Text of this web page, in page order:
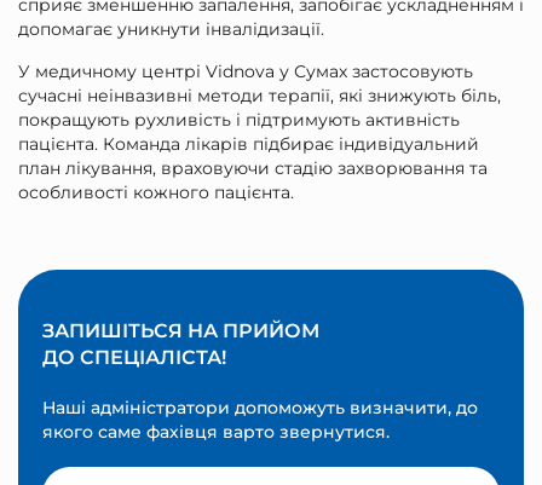
сприяє зменшенню запалення, запобігає ускладненням і
допомагає уникнути інвалідизації.
У медичному центрі Vidnova у Сумах застосовують
сучасні неінвазивні методи терапії, які знижують біль,
покращують рухливість і підтримують активність
пацієнта. Команда лікарів підбирає індивідуальний
план лікування, враховуючи стадію захворювання та
особливості кожного пацієнта.
ЗАПИШІТЬСЯ НА ПРИЙОМ
ДО СПЕЦІАЛІСТА!
Наші адміністратори допоможуть визначити, до
якого саме фахівця варто звернутися.